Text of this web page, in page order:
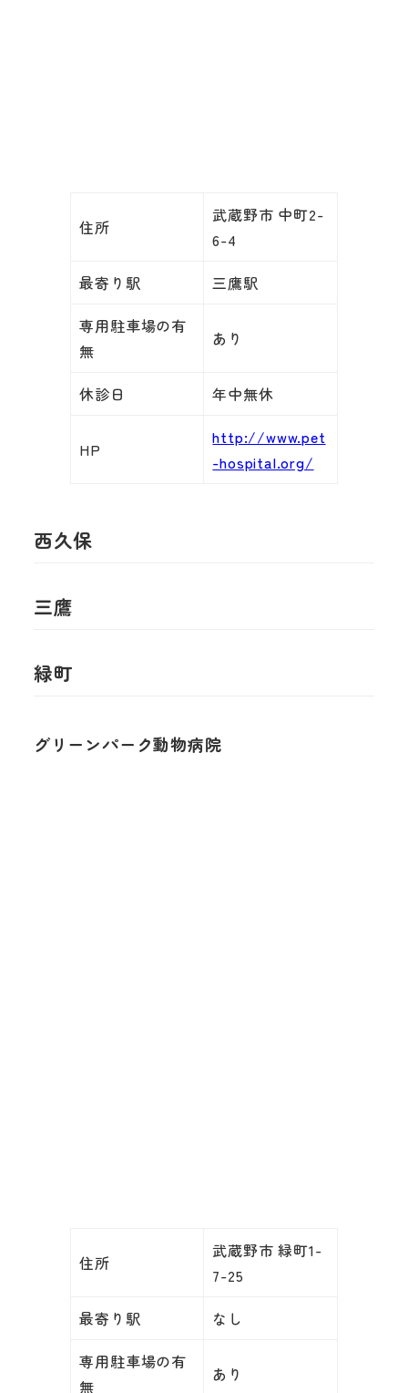
住所
武蔵野市 中町2-
6-4
最寄り駅
三鷹駅
専用駐車場の有
無
あり
休診日 年中無休
HP
http://www.pet
-hospital.org/
西久保
三鷹
緑町
グリーンパーク動物病院
住所
武蔵野市 緑町1-
7-25
最寄り駅
なし
専用駐車場の有
無
あり